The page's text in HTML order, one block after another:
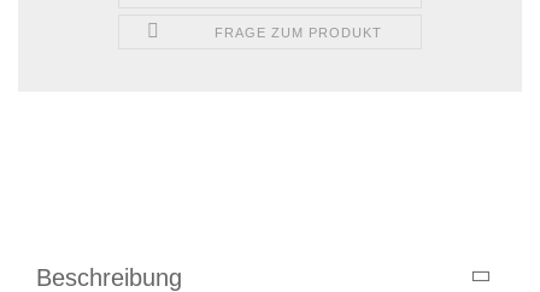
FRAGE ZUM PRODUKT
Beschreibung